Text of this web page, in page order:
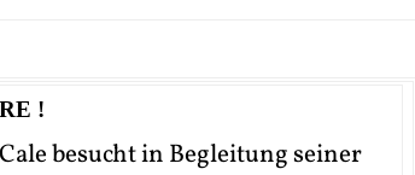
!
besucht in Begleitung seiner